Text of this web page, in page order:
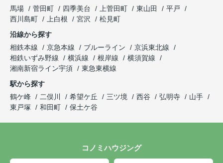
馬場
菅田町 四季美台 上菅田町 東山田
平戸
西川島町
上白根 宮沢
松見町
沿線から探す
相鉄本線
京急本線 ブルーライン
京浜東北線
相鉄いずみ野線
横浜線 根岸線
横須賀線
湘南新宿ライン宇須
東急東横線
駅から探す
鶴ケ峰
二俣川 希望ケ丘 三ツ境 西谷 弘明寺
山手
東戸塚
和田町 保土ケ谷
コノミハウジング